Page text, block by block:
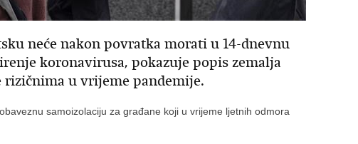
neće nakon povratka morati u 14-dnevnu
koronavirusa, pokazuje popis zemalja
u vrijeme pandemije.
samoizolaciju za građane koji u vrijeme ljetnih odmora